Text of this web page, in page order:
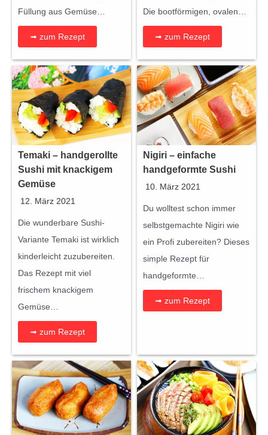
Füllung aus Gemüse…
➟ zum Rezept
Die bootförmigen, ovalen…
➟ zum Rezept
Temaki – handgerollte
Sushi mit knackigem
Gemüse
12. März 2021
Die wunderbare Sushi-
Variante Temaki ist wirklich
kinderleicht zuzubereiten.
Das Rezept mit viel
frischem knackigem
Gemüse…
➟ zum Rezept
Nigiri – einfache
handgeformte Sushi
10. März 2021
Du wolltest schon immer
selbstgemachte Nigiri wie
ein Profi zubereiten? Dieses
simple Rezept für
handgeformte…
➟ zum Rezept